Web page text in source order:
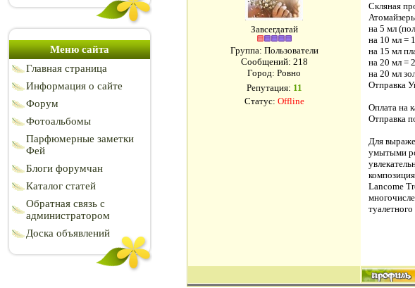
Меню сайта
Главная страница
Информация о сайте
Форум
Фотоальбомы
Парфюмерные заметки
Фей
Блоги форумчан
Каталог статей
Обратная связь с
администратором
Доска объявлений
Завсегдатай
Группа: Пользователи
Сообщений: 218
Город: Ровно
Репутация: 11
Статус: Offline
Скляная
на 5 мл
на 10 мл =
на 15 мл
на 20 мл =
на 20 мл
Отправка
Оплата на
Отправка
Для
умытыми
Lancome